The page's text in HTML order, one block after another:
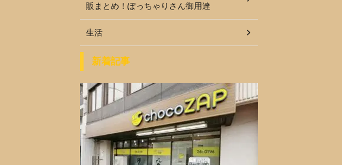
販まとめ！ぽっちゃりさん御用達
生活
新着記事